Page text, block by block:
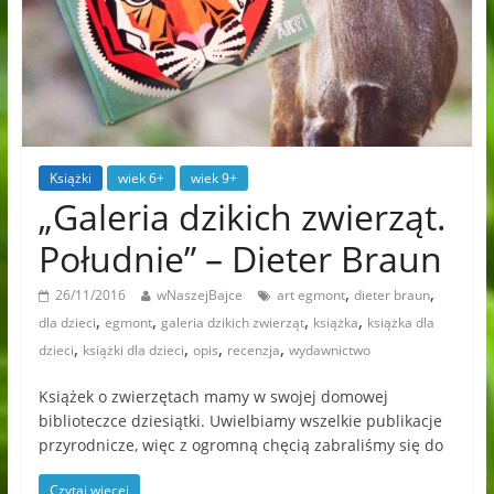
Książki wiek 6+ wiek 9+
„Galeria dzikich zwierząt.
Południe” – Dieter Braun
26/11/2016 wNaszejBajce art egmont, dieter braun,
dla dzieci, egmont, galeria dzikich zwierząt, książka, książka dla
dzieci, książki dla dzieci, opis, recenzja, wydawnictwo
Książek o zwierzętach mamy w swojej domowej
biblioteczce dziesiątki. Uwielbiamy wszelkie publikacje
przyrodnicze, więc z ogromną chęcią zabraliśmy się do
Czytaj więcej